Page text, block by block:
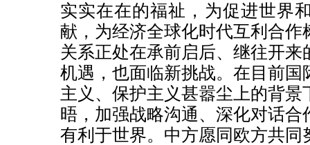
实实在在的福祉，为促进世界
献，为经济全球化时代互利合作
关系正处在承前启后、继往开
机遇，也面临新挑战。在目前国
主义、保护主义甚嚣尘上的背景
晤，加强战略沟通、深化对话
有利于世界。中方愿同欧方共同